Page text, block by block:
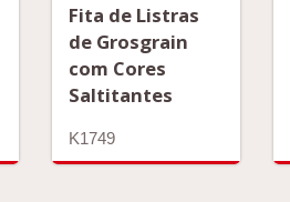
Fita de Listras
de Grosgrain
com Cores
Saltitantes
K1749